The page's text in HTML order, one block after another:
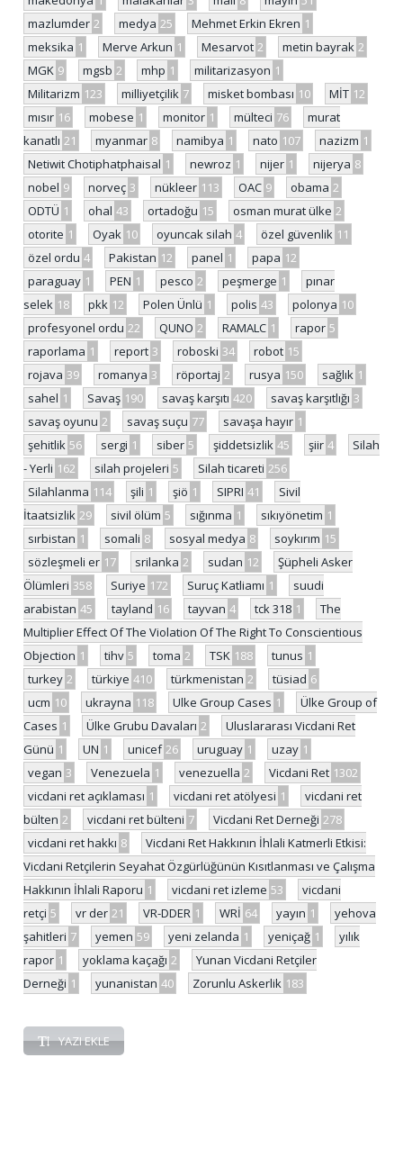
mazlumder 2 medya 25 Mehmet Erkin Ekren 1
meksika 1 Merve Arkun 1 Mesarvot 2 metin bayrak 2
MGK 9 mgsb 2 mhp 1 militarizasyon 1
Militarizm 123 milliyetçilik 7 misket bombası 10 MİT 12
mısır 16 mobese 1 monitor 1 mülteci 76
murat
kanatlı 21 myanmar 8 namibya 1 nato 107 nazizm 1
Netiwit Chotiphatphaisal 1 newroz 1 nijer 1 nijerya 8
nobel 9 norveç 3 nükleer 113 OAC 9 obama 2
ODTÜ 1 ohal 43 ortadoğu 15 osman murat ülke 2
otorite 1 Oyak 10 oyuncak silah 4 özel güvenlik 11
özel ordu 4 Pakistan 12 panel 1 papa 12
paraguay 1 PEN 1 pesco 2 peşmerge 1
pınar
selek 18 pkk 12 Polen Ünlü 1 polis 43 polonya 10
profesyonel ordu 22 QUNO 2 RAMALC 1 rapor 5
raporlama 1 report 3 roboski 34 robot 15
rojava 39 romanya 3 röportaj 2 rusya 150 sağlık 1
sahel 1 Savaş 190 savaş karşıtı 420 savaş karşıtlığı 3
savaş oyunu 2 savaş suçu 77 savaşa hayır 1
şehitlik 56 sergi 1 siber 5 şiddetsizlik 45 şiir 4
Silah
- Yerli 162 silah projeleri 5 Silah ticareti 256
Silahlanma 114 şili 1 şiö 1 SIPRI 41
Sivil
İtaatsizlik 29 sivil ölüm 5 sığınma 1 sıkıyönetim 1
sırbistan 1 somali 8 sosyal medya 8 soykırım 15
sözleşmeli er 17 srilanka 2 sudan 12
Şüpheli Asker
Ölümleri 358 Suriye 172 Suruç Katliamı 1
suudi
arabistan 45 tayland 16 tayvan 4 tck 318 1
The
Multiplier Effect Of The Violation Of The Right To Conscientious
Objection 1 tihv 5 toma 2 TSK 188 tunus 1
turkey 2 türkiye 410 türkmenistan 2 tüsiad 6
ucm 10 ukrayna 118 Ulke Group Cases 1
Ülke Group of
Cases 1 Ülke Grubu Davaları 2
Uluslararası Vicdani Ret
Günü 1 UN 1 unicef 26 uruguay 1 uzay 1
vegan 3 Venezuela 1 venezuella 2 Vicdani Ret 1302
vicdani ret açıklaması 1 vicdani ret atölyesi 1
vicdani ret
bülten 2 vicdani ret bülteni 7 Vicdani Ret Derneği 278
vicdani ret hakkı 8
Vicdani Ret Hakkının İhlali Katmerli Etkisi:
Vicdani Retçilerin Seyahat Özgürlüğünün Kısıtlanması ve Çalışma
Hakkının İhlali Raporu 1 vicdani ret izleme 53
vicdani
retçi 5 vr der 21 VR-DDER 1 WRİ 64 yayın 1
yehova
şahitleri 7 yemen 59 yeni zelanda 1 yeniçağ 1
yılık
rapor 1 yoklama kaçağı 2
Yunan Vicdani Retçiler
Derneği 1 yunanistan 40 Zorunlu Askerlik 183
YAZI EKLE